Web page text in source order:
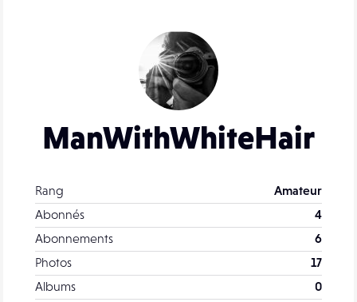
ManWithWhiteHair
Rang
Amateur
Abonnés
4
Abonnements
6
Photos
17
Albums
0